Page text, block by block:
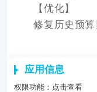
【优化】
修复历史预
应用信息
权限功能： 点击查看